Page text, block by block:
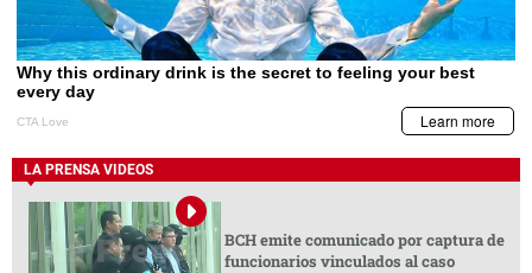
LA PRENSA VIDEOS
BCH emite comunicado por captura de
funcionarios vinculados al caso